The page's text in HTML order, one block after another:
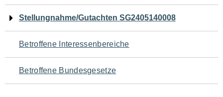
Navigation
für
den
Seiteninhalt
Stellungnahme/Gutachten SG2405140008
Betroffene Interessenbereiche
Betroffene Bundesgesetze